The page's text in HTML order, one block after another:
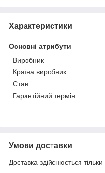
Характеристики
Основні атрибути
Виробник
Країна виробник
Стан
Гарантійний термін
Умови доставки
Доставка здійснюється